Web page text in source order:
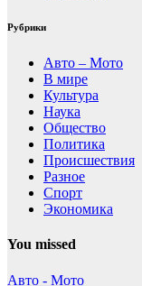
Рубрики
Авто – Мото
В мире
Культура
Наука
Общество
Политика
Происшествия
Разное
Спорт
Экономика
You missed
Авто - Мото